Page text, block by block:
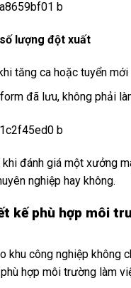
lượng đột xuất
tăng ca hoặc tuyển mới
đã lưu, không phải
đánh giá một xưởng
nghiệp hay không.
kế phù hợp môi
khu công nghiệp không
hợp môi trường làm